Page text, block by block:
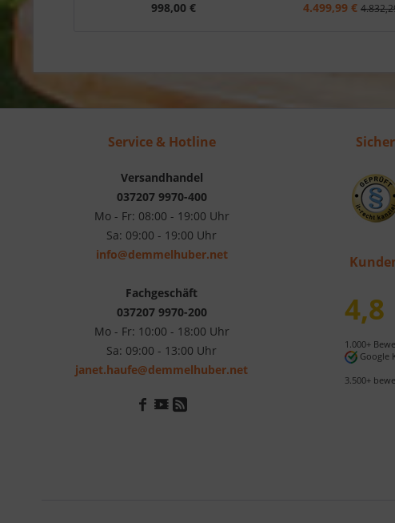
998,00 € 4.499,99 €
Service & Hotline
Versandhandel
037207 9970-400
Mo - Fr: 08:00 - 19:00 Uhr
Sa: 09:00 - 19:00 Uhr
info@demmelhuber.net
Fachgeschäft
037207 9970-200
Mo - Fr: 10:00 - 18:00 Uhr
Sa: 09:00 - 13:00 Uhr
janet.haufe@demmelhuber.net
4,8
1.000+
Google
3.500+